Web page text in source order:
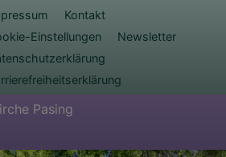
Kontakt
Einstellungen
Newsletter
Pasing